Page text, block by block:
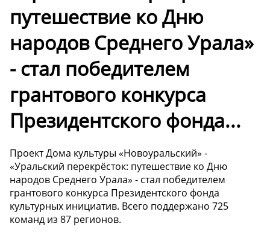
путешествие ко Дню
народов Среднего Урала»
- стал победителем
грантового конкурса
Президентского фонда...
Проект Дома культуры «Новоуральский» -
«Уральский перекрёсток: путешествие ко Дню
народов Среднего Урала» - стал победителем
грантового конкурса Президентского фонда
культурных инициатив. Всего поддержано 725
команд из 87 регионов.